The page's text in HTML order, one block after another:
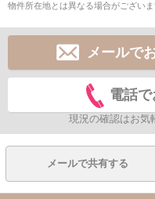
物件所在地とは異なる場合がございま
メールで
電話
現況の確認はお気
メールで共有する